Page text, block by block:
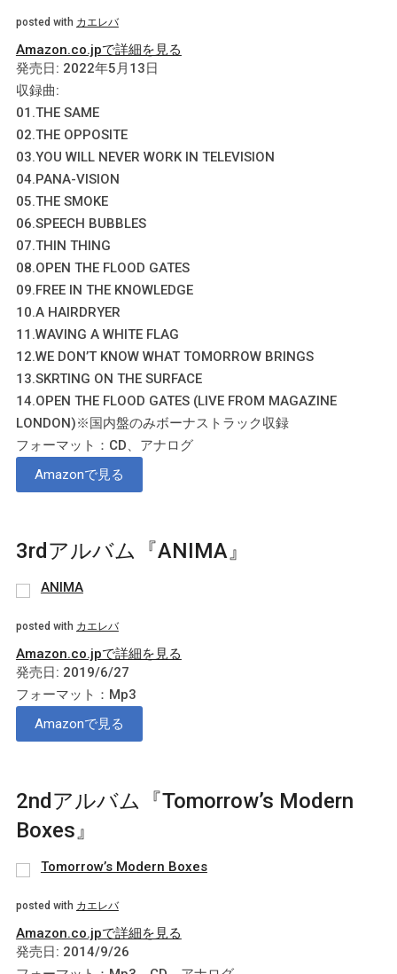
posted with カエレバ
Amazon.co.jpで詳細を見る
発売日: 2022年5月13日
収録曲:
01.THE SAME
02.THE OPPOSITE
03.YOU WILL NEVER WORK IN TELEVISION
04.PANA-VISION
05.THE SMOKE
06.SPEECH BUBBLES
07.THIN THING
08.OPEN THE FLOOD GATES
09.FREE IN THE KNOWLEDGE
10.A HAIRDRYER
11.WAVING A WHITE FLAG
12.WE DON’T KNOW WHAT TOMORROW BRINGS
13.SKRTING ON THE SURFACE
14.OPEN THE FLOOD GATES (LIVE FROM MAGAZINE
LONDON)※国内盤のみボーナストラック収録
フォーマット：CD、アナログ
Amazonで見る
3rdアルバム『ANIMA』
ANIMA
posted with カエレバ
Amazon.co.jpで詳細を見る
発売日: 2019/6/27
フォーマット：Mp3
Amazonで見る
2ndアルバム『Tomorrow’s Modern
Boxes』
Tomorrow’s Modern Boxes
posted with カエレバ
Amazon.co.jpで詳細を見る
発売日: 2014/9/26